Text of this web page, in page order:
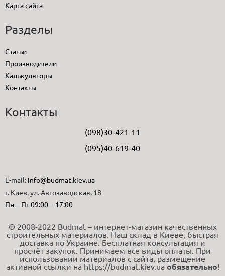
Карта сайта
Разделы
Статьи
Производители
Калькуляторы
Контакты
Контакты
(098)30-421-11
(095)40-619-40
E-mail: info@budmat.kiev.ua
г. Киев, ул. Автозаводская, 18
Пн—Пт 09:00—17:00
© 2008-2022 Budmat – интернет-магазин качественных
строительных материалов. Наш склад в Киеве, быстрая
доставка по Украине. Бесплатная консультация и
просчёт закупок. Принимаем все виды оплаты. При
использовании материалов с сайта, размещение
активной ссылки на https://budmat.kiev.ua обязательно!